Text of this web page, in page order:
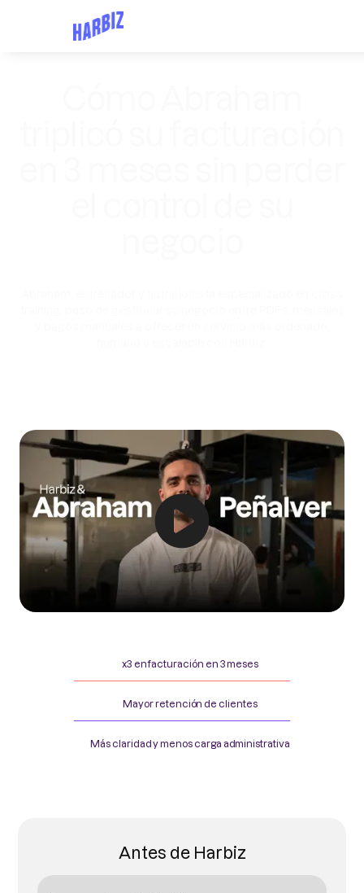
x3 en facturación en 3 meses
Mayor retención de clientes
Más claridad y menos carga administrativa
Antes de Harbiz